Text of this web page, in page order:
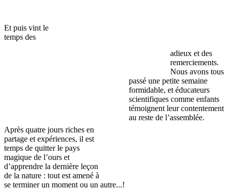
Et puis vint le
temps des
adieux et des
remerciements.
Nous avons tous
passé une petite semaine
formidable, et éducateurs
scientifiques comme enfants
témoignent leur contentement
au reste de l’assemblée.
Après quatre jours riches en
partage et expériences, il est
temps de quitter le pays
magique de l’ours et
d’apprendre la dernière leçon
de la nature : tout est amené à
se terminer un moment ou un autre...!